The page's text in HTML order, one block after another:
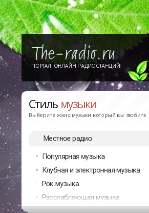
ПОРТАЛ ОНЛАЙН РАДИОСТАНЦИЙ!
Стиль музыки
Выберите жанр музыки который вы любите
Местное радио
Популярная музыка
Клубная и электронная музыка
Рок музыка
Расслабляющая музыка